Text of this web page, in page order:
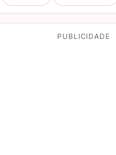
PUBLICIDADE